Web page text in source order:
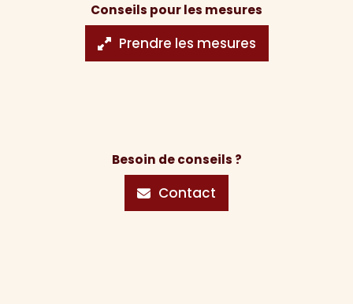
Conseils pour les mesures
Prendre les mesures
Besoin de conseils ?
Contact